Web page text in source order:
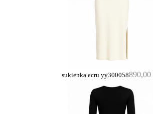
sukienka ecru yy300058890,00